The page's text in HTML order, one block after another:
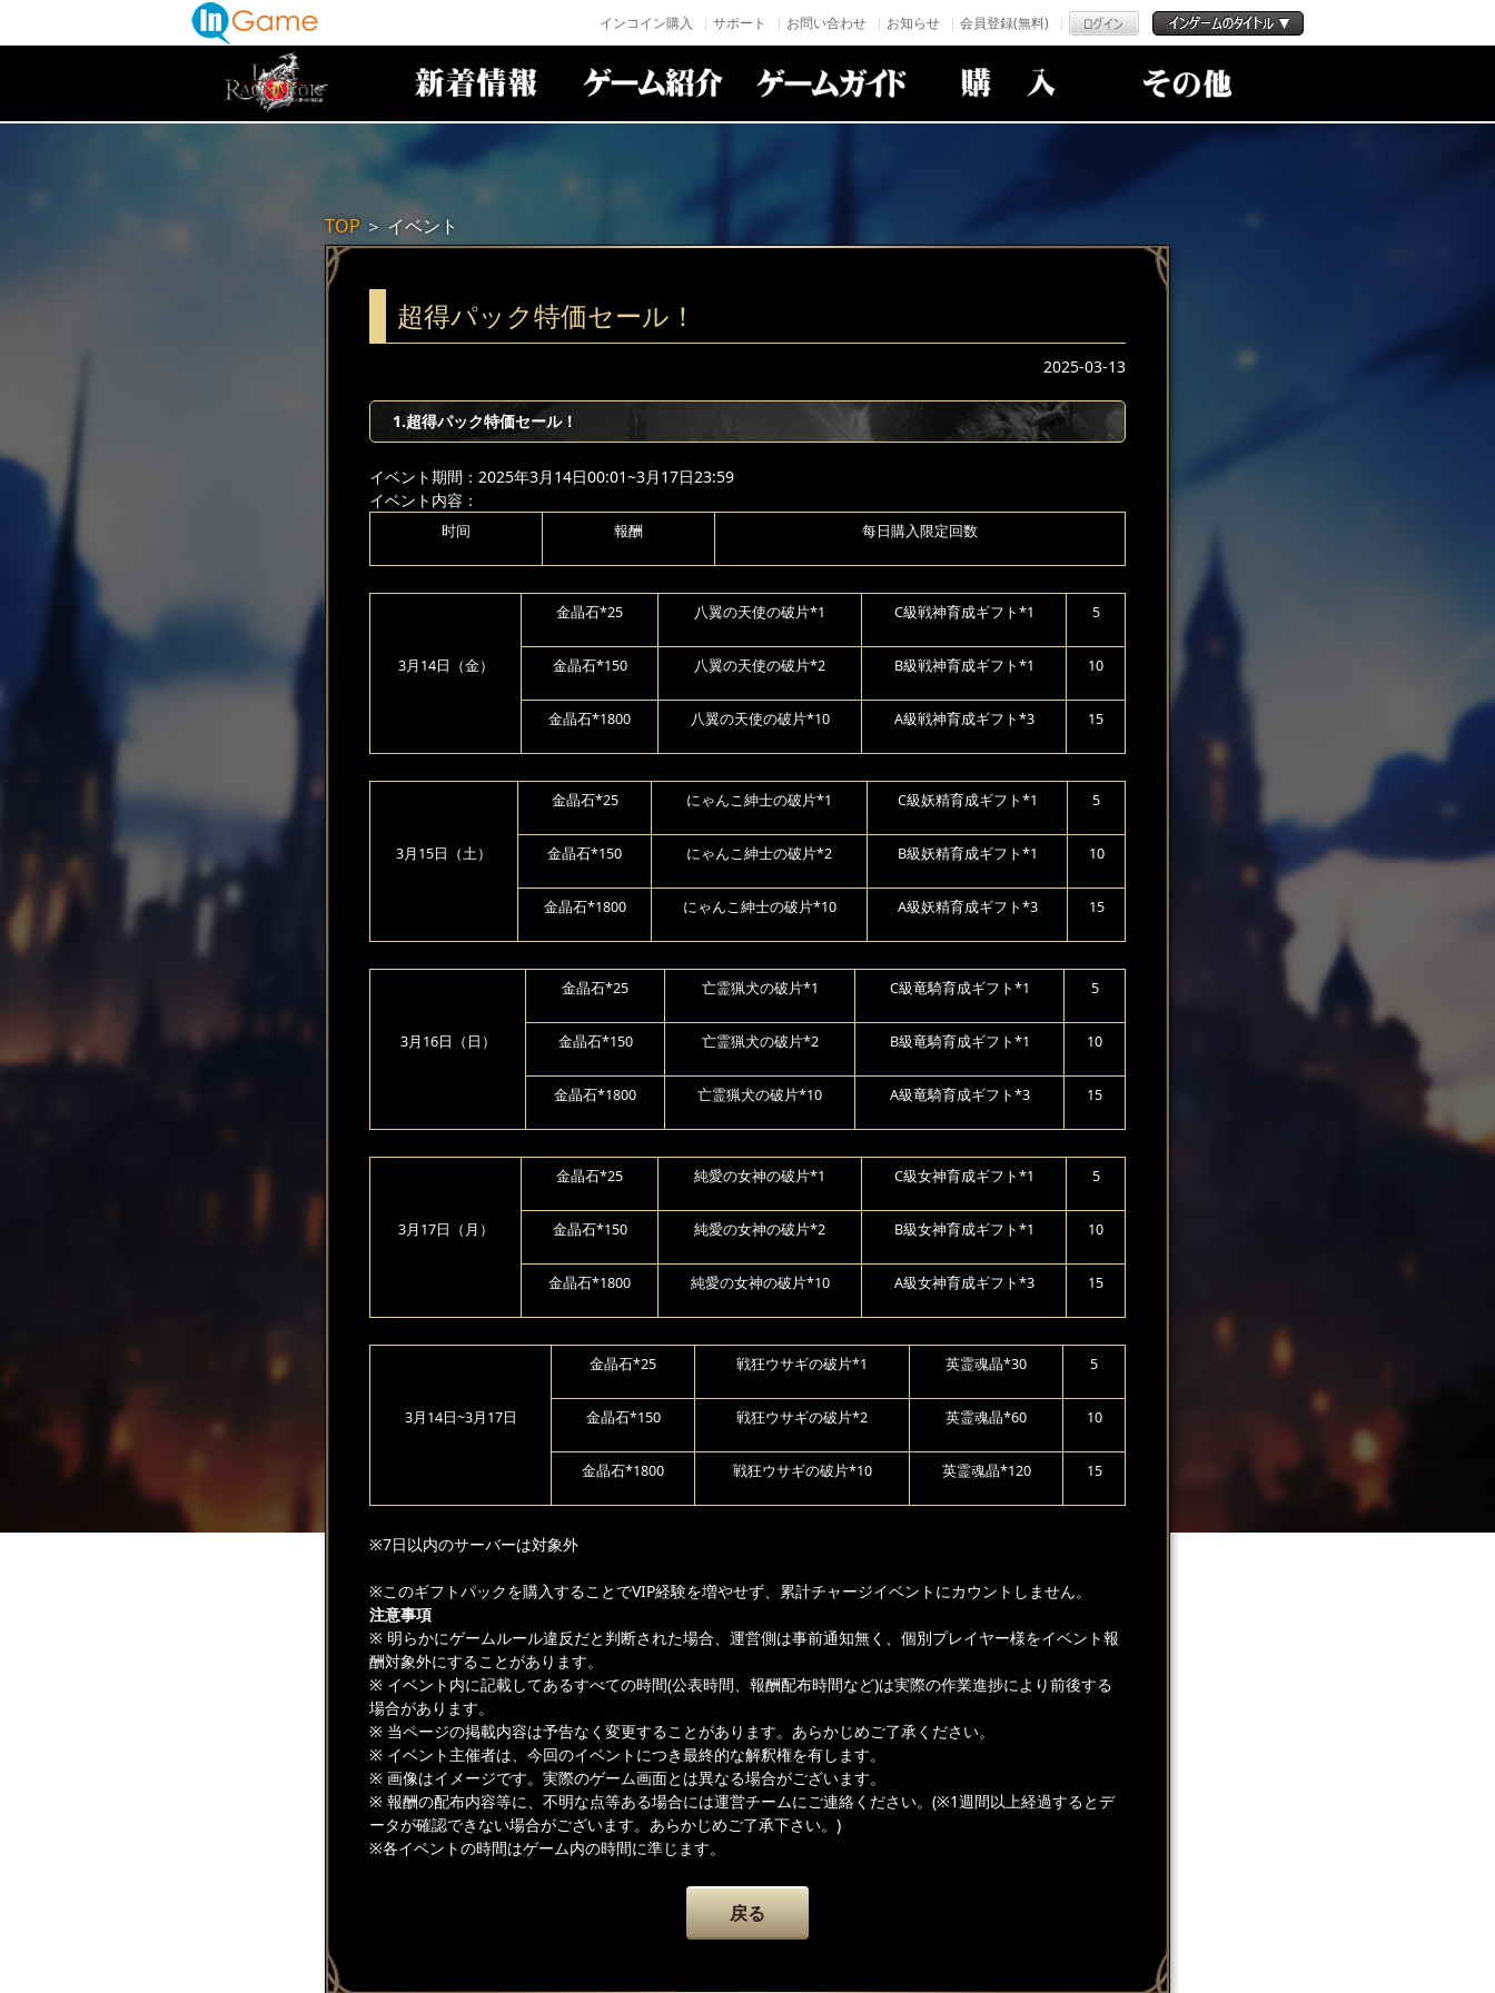
インコイン購入 サポート お問い合わせ お知らせ 会員登録(無料)
TOP ＞ イベント
超得パック特価セール！
2025-03-13
1.超得パック特価セール！
イベント期間：2025年3月14日00:01~3月17日23:59
イベント内容：
时间 報酬 每日購入限定回数
3月14日（金）
金晶石*25 八翼の天使の破片*1 C級戦神育成ギフト*1 5
金晶石*150 八翼の天使の破片*2 B級戦神育成ギフト*1 10
金晶石*1800 八翼の天使の破片*10 A級戦神育成ギフト*3 15
3月15日（土）
金晶石*25 にゃんこ紳士の破片*1 C級妖精育成ギフト*1 5
金晶石*150 にゃんこ紳士の破片*2 B級妖精育成ギフト*1 10
金晶石*1800 にゃんこ紳士の破片*10 A級妖精育成ギフト*3 15
3月16日（日）
金晶石*25 亡霊猟犬の破片*1 C級竜騎育成ギフト*1 5
金晶石*150 亡霊猟犬の破片*2 B級竜騎育成ギフト*1 10
金晶石*1800 亡霊猟犬の破片*10 A級竜騎育成ギフト*3 15
3月17日（月）
金晶石*25 純愛の女神の破片*1 C級女神育成ギフト*1 5
金晶石*150 純愛の女神の破片*2 B級女神育成ギフト*1 10
金晶石*1800 純愛の女神の破片*10 A級女神育成ギフト*3 15
3月14日~3月17日
金晶石*25 戦狂ウサギの破片*1 英霊魂晶*30 5
金晶石*150 戦狂ウサギの破片*2 英霊魂晶*60 10
金晶石*1800 戦狂ウサギの破片*10 英霊魂晶*120 15
※7日以内のサーバーは対象外
※このギフトパックを購入することでVIP経験を増やせず、累計チャージイベントにカウントしません。
注意事項
※ 明らかにゲームルール違反だと判断された場合、運営側は事前通知無く、個別プレイヤー様をイベント報
酬対象外にすることがあります。
※ イベント内に記載してあるすべての時間(公表時間、報酬配布時間など)は実際の作業進捗により前後する
場合があります。
※ 当ページの掲載内容は予告なく変更することがあります。あらかじめご了承ください。
※ イベント主催者は、今回のイベントにつき最終的な解釈権を有します。
※ 画像はイメージです。実際のゲーム画面とは異なる場合がございます。
※ 報酬の配布内容等に、不明な点等ある場合には運営チームにご連絡ください。(※1週間以上経過するとデ
ータが確認できない場合がございます。あらかじめご了承下さい。)
※各イベントの時間はゲーム内の時間に準じます。
戻る